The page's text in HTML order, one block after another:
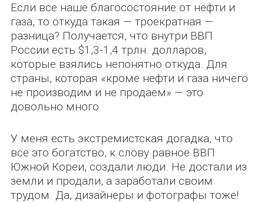
Если все наше благосостояние от нефти и
газа, то откуда такая — троекратная —
разница? Получается, что внутри ВВП
России есть $1,3-1,4 трлн. долларов,
которые взялись непонятно откуда. Для
страны, которая «кроме нефти и газа ничего
не производим и не продаем» — это
довольно много.
У меня есть экстремистская догадка, что
все это богатство, к слову равное ВВП
Южной Кореи, создали люди. Не достали из
земли и продали, а заработали своим
трудом. Да, дизайнеры и фотографы тоже!